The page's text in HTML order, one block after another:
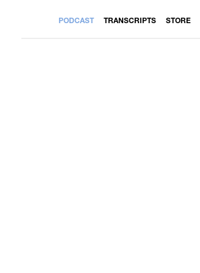
PODCAST TRANSCRIPTS STORE